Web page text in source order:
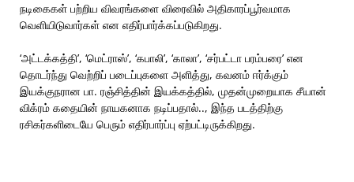
நடிகைகள் பற்றிய விவரங்களை விரைவில் அதிகாரப்பூர்வமாக
வெளியிடுவார்கள் என எதிர்பார்க்கப்படுகிறது.
‘அட்டக்கத்தி’, ‘மெட்ராஸ்’, ‘கபாலி’, ‘காலா’, ‘சர்பட்டா பரம்பரை’ என
தொடர்ந்து வெற்றிப் படைப்புகளை அளித்து, கவனம் ஈர்க்கும்
இயக்குநரான பா. ரஞ்சித்தின் இயக்கத்தில், முதன்முறையாக சீயான்
விக்ரம் கதையின் நாயகனாக நடிப்பதால்.., இந்த படத்திற்கு
ரசிகர்களிடையே பெரும் எதிர்பார்ப்பு ஏற்பட்டிருக்கிறது.